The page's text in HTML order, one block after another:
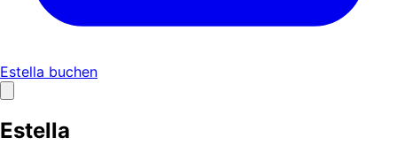
Estella buchen
Estella